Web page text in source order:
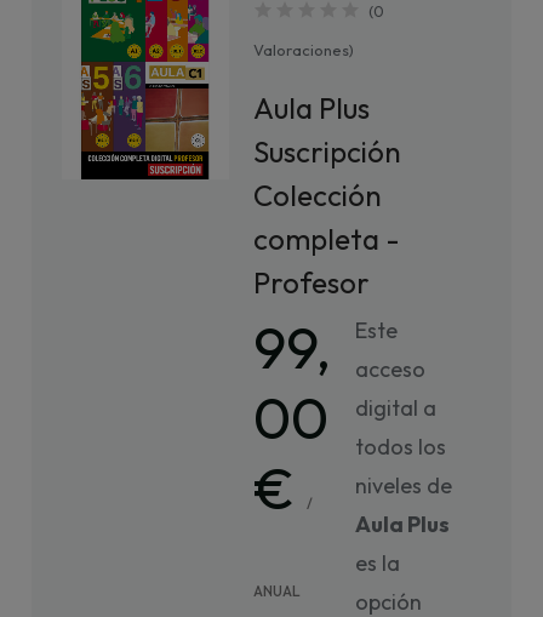
(0
Valoraciones)
Aula Plus
Suscripción
Colección
completa -
Profesor
99,
00
€/
ANUAL
Este
acceso
digital a
todos los
niveles de
Aula Plus
es la
opción